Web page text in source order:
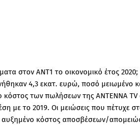
στον ΑΝΤ1 το οικονομικό έτος
4,3 εκατ. ευρώ, ποσό μειωμένο
κόστος των πωλήσεων της ΑΝΤΕΝΝΑ
με το 2019. Οι μειώσεις που πέτυχε
αυξημένο κόστος αποσβέσεων/